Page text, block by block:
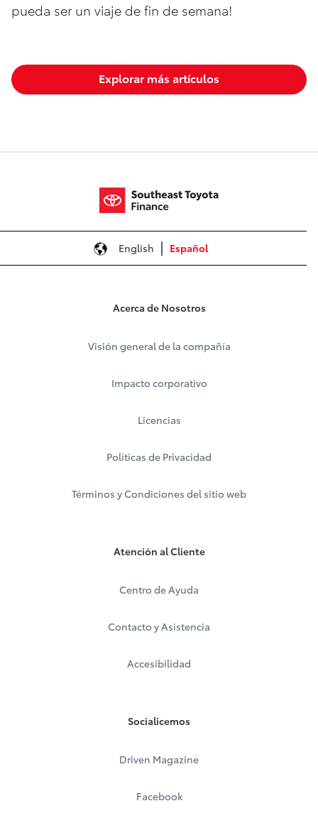
pueda ser un viaje de fin de semana!
Explorar más artículos
English Español
Acerca de Nosotros
Visión general de la compañía
Impacto corporativo
Licencias
Políticas de Privacidad
Términos y Condiciones del sitio web
Atención al Cliente
Centro de Ayuda
Contacto y Asistencia
Accesibilidad
Socialicemos
Driven Magazine
Facebook